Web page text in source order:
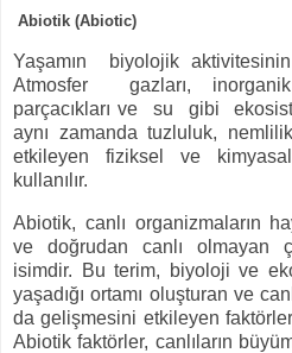
Abiotik (Abiotic)
Yaşamın biyolojik
Atmosfer gazları,
parçacıkları ve su gibi
aynı zamanda tuzluluk,
etkileyen fiziksel ve
kullanılır.
Abiotik, canlı organizmaların
ve doğrudan canlı olmayan
isimdir. Bu terim, biyoloji ve
yaşadığı ortamı oluşturan ve
da gelişmesini etkileyen
Abiotik faktörler, canlıların